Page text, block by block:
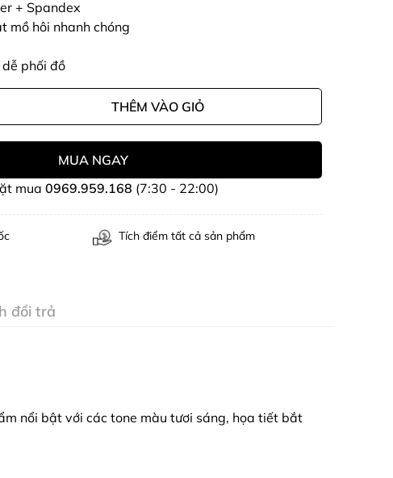
+ Spandex
mồ hôi nhanh chóng
phối đồ
THÊM VÀO GIỎ
MUA NGAY
mua 0969.959.168 (7:30 - 22:00)
Tích điểm tất cả sản phẩm
đổi trả
nổi bật với các tone màu tươi sáng, họa tiết bắt